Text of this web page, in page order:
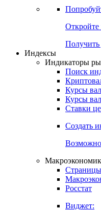
Откройте
Получить
Индикаторы
Поиск
Курсы
Ставки
Создать
Страницы